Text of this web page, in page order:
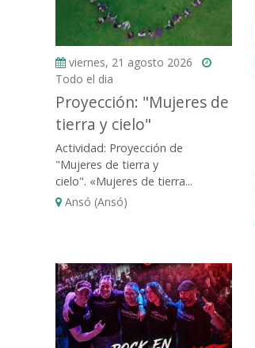
viernes, 21 agosto 2026
Todo el dia
Proyección: "Mujeres de
tierra y cielo"
Actividad: Proyección de
"Mujeres de tierra y
cielo". «Mujeres de tierra...
Ansó (Ansó)